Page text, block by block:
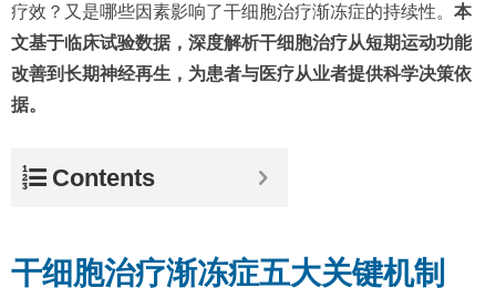
疗效？又是哪些因素影响了干细胞治疗渐冻症的持续性。 本
文基于临床试验数据，深度解析干细胞治疗从短期运动功能
改善到长期神经再生，为患者与医疗从业者提供科学决策依
据。
Contents
干细胞治疗渐冻症五大关键机制